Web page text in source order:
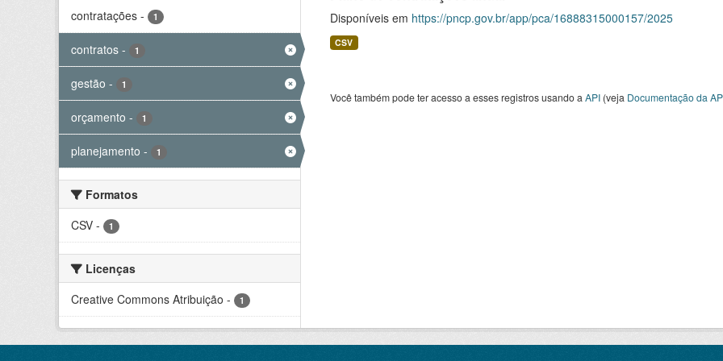
contratações - 1
contratos - 1
gestão - 1
orçamento - 1
planejamento - 1
Formatos
CSV - 1
Licenças
Creative Commons Atribuição - 1
Disponíveis em https://pncp.gov.br/app/pca/16888315000157/2025
CSV
Você também pode ter acesso a esses registros usando a API(veja Documentação da